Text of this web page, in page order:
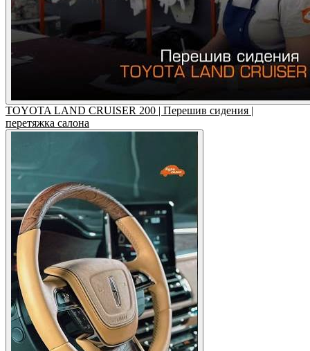
TOYOTA LAND CRUISER 200 | Перешив сидения |
перетяжка салона